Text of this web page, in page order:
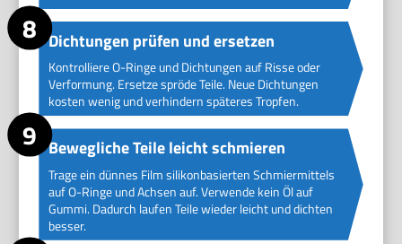
Dichtungen prüfen und ersetzen
Kontrolliere O-Ringe und Dichtungen auf Risse oder
Verformung. Ersetze spröde Teile. Neue Dichtungen
kosten wenig und verhindern späteres Tropfen.
Bewegliche Teile leicht schmieren
Trage ein dünnes Film silikonbasierten Schmiermittels
auf O-Ringe und Achsen auf. Verwende kein Öl auf
Gummi. Dadurch laufen Teile wieder leicht und dichten
besser.